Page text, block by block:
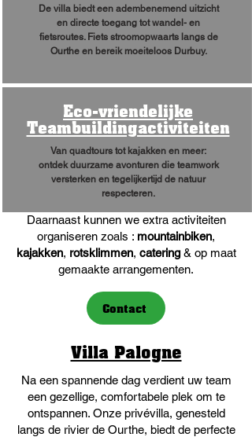
De villa biedt een adembenemend uitzicht
en directe toegang tot wandel- en
fietsroutes. Fiets stroomopwaarts langs de
Ourthe en bereik moeiteloos Durbuy.
Eco-vriendelijke
Teambuildingactiviteiten
Van quadtours tot kajakken en meer:
ontdek duurzame avonturen die teamwork
versterken en tegelijkertijd de natuur
respecteren.
Daarnaast kunnen we extra activiteiten
organiseren zoals : mountainbiken,
kajakken, rotsklimmen, catering& op maat
gemaakte arrangementen.
Contact
Villa Palogne
Na een spannende dag verdient uw team
een gezellige, comfortabele plek om te
ontspannen. Onze privévilla, genesteld
langs de rivier de Ourthe, biedt de perfecte